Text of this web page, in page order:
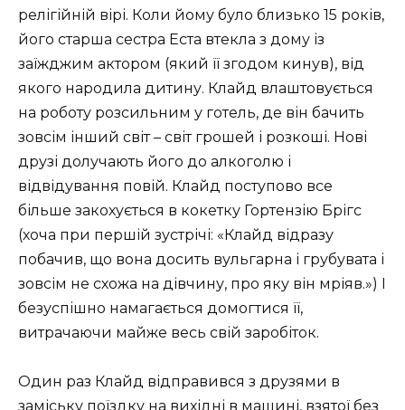
релігійній вірі. Коли йому було близько 15 років,
його старша сестра Еста втекла з дому із
заїжджим актором (який її згодом кинув), від
якого народила дитину. Клайд влаштовується
на роботу розсильним у готель, де він бачить
зовсім інший світ – світ грошей і розкоші. Нові
друзі долучають його до алкоголю і
відвідування повій. Клайд поступово все
більше закохується в кокетку Гортензію Брігс
(хоча при першій зустрічі: «Клайд відразу
побачив, що вона досить вульгарна і грубувата і
зовсім не схожа на дівчину, про яку він мріяв.») І
безуспішно намагається домогтися її,
витрачаючи майже весь свій заробіток.
Один раз Клайд відправився з друзями в
заміську поїздку на вихідні в машині, взятої без